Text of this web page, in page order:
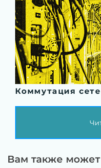
Коммутация
Вам также